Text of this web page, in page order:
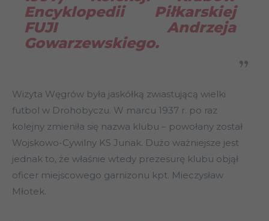
Encyklopedii Piłkarskiej
FUJI Andrzeja
Gowarzewskiego.
Wizyta Węgrów była jaskółką zwiastującą wielki
futbol w Drohobyczu. W marcu 1937 r. po raz
kolejny zmieniła się nazwa klubu – powołany został
Wojskowo-Cywilny KS Junak. Dużo ważniejsze jest
jednak to, że właśnie wtedy prezesurę klubu objął
oficer miejscowego garnizonu kpt. Mieczysław
Młotek.